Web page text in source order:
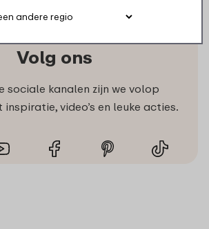
Volg ons
sociale kanalen zijn we volop
inspiratie, video’s en leuke acties.